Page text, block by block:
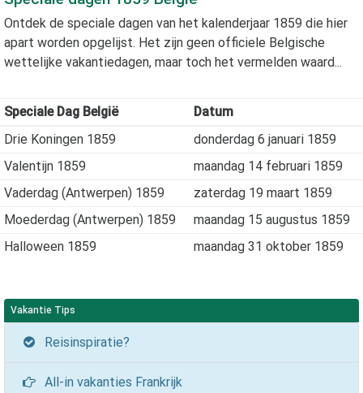
Ontdek de speciale dagen van het kalenderjaar 1859 die hier
apart worden opgelijst. Het zijn geen officiele Belgische
wettelijke vakantiedagen, maar toch het vermelden waard...
Speciale Dag België
Datum
Drie Koningen 1859
donderdag 6 januari 1859
Valentijn 1859
maandag 14 februari 1859
Vaderdag (Antwerpen) 1859
zaterdag 19 maart 1859
Moederdag (Antwerpen) 1859
maandag 15 augustus 1859
Halloween 1859
maandag 31 oktober 1859
Vakantie Tips
Reisinspiratie?
All-in vakanties Frankrijk